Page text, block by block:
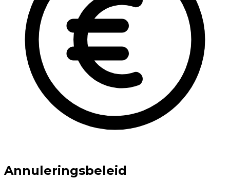
Annuleringsbeleid